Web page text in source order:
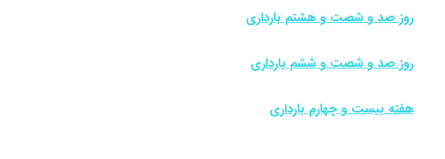
روز صد و شصت و هشتم بارداری
روز صد و شصت و ششم بارداری
هفته بیست و چهارم بارداری